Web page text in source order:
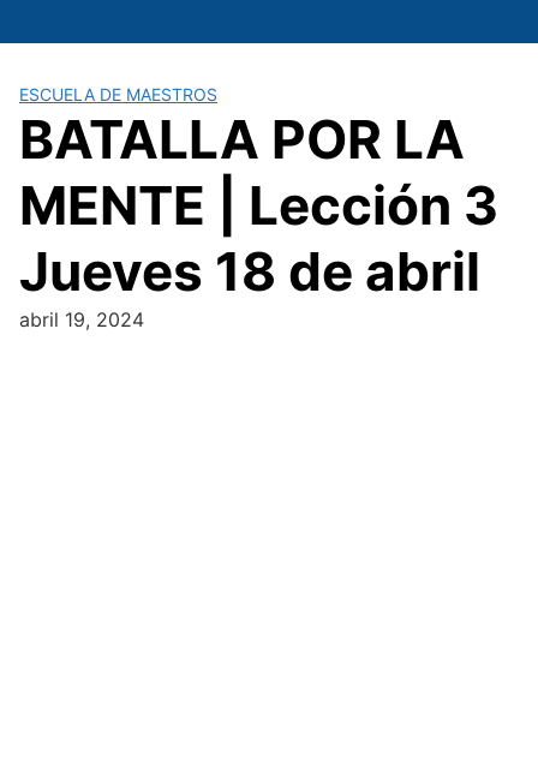
al
ESCUELA DE MAESTROS
BATALLA POR LA
MENTE | Lección 3
Jueves 18 de abril
abril 19, 2024